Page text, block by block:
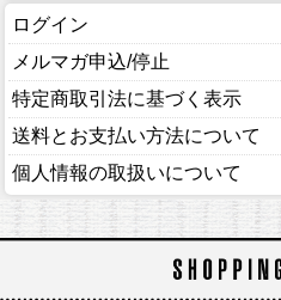
ログイン
メルマガ申込/停止
特定商取引法に基づく表示
送料とお支払い方法について
個人情報の取扱いについて